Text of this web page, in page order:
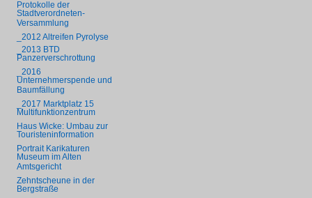
Protokolle der
Stadtverordneten-
Versammlung
_2012 Altreifen Pyrolyse
_2013 BTD
Panzerverschrottung
_2016
Unternehmerspende und
Baumfällung
_2017 Marktplatz 15
Multifunktionzentrum
Haus Wicke: Umbau zur
Touristeninformation
Portrait Karikaturen
Museum im Alten
Amtsgericht
Zehntscheune in der
Bergstraße